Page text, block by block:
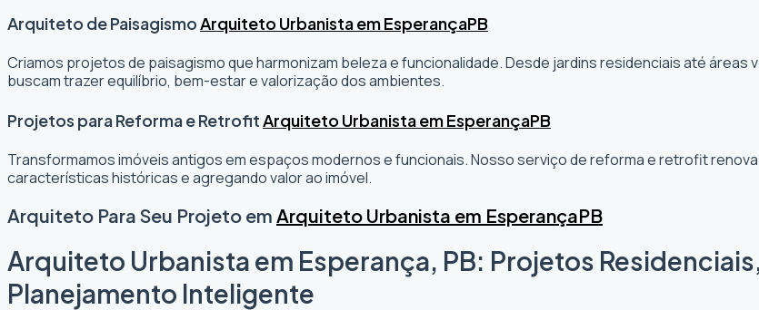
Arquiteto de PaisagismoArquiteto Urbanista em EsperançaPB
Criamos projetos de paisagismo que harmonizam beleza e funcionalidade. Desde jardins residenciais até
buscam trazer equilíbrio, bem-estar e valorização dos ambientes.
Projetos para Reforma e RetrofitArquiteto Urbanista em EsperançaPB
Transformamos imóveis antigos em espaços modernos e funcionais. Nosso serviço de reforma e retrofit
características históricas e agregando valor ao imóvel.
Arquiteto Para Seu Projeto em Arquiteto Urbanista em EsperançaPB
Arquiteto Urbanista em Esperança, PB: Projetos
Planejamento Inteligente